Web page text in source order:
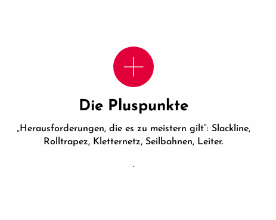
Die Pluspunkte
„Herausforderungen, die es zu meistern gilt“: Slackline,
Rolltrapez, Kletternetz, Seilbahnen, Leiter.
.